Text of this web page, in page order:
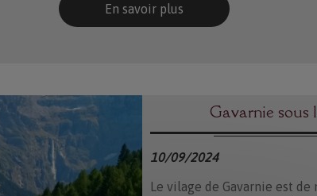
En savoir plus
Gavarnie sous
10/09/2024
Le vilage de Gavarnie est de